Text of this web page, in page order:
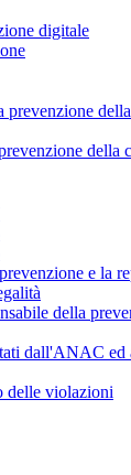
digitale
prevenzione
della
e la
della
dall'ANAC ed
delle violazioni